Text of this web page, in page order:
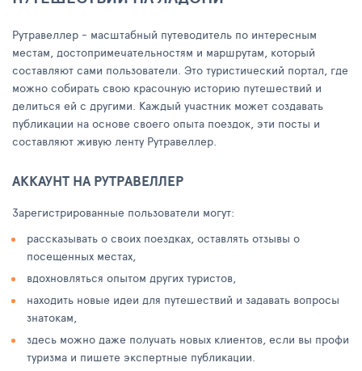
Рутравеллер - масштабный путеводитель по интересным
местам, достопримечательностям и маршрутам, который
составляют сами пользователи. Это туристический портал, где
можно собирать свою красочную историю путешествий и
делиться ей с другими. Каждый участник может создавать
публикации на основе своего опыта поездок, эти посты и
составляют живую ленту Рутравеллер.
АККАУНТ НА РУТРАВЕЛЛЕР
Зарегистрированные пользователи могут:
рассказывать о своих поездках, оставлять отзывы о
посещенных местах,
вдохновляться опытом других туристов,
находить новые идеи для путешествий и задавать вопросы
знатокам,
здесь можно даже получать новых клиентов, если вы профи
туризма и пишете экспертные публикации.